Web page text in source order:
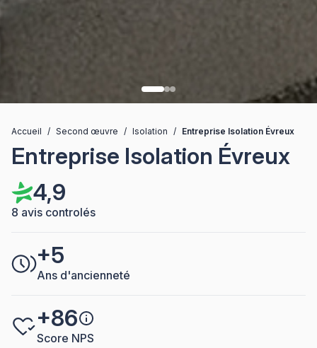
Accueil / Second œuvre / Isolation / Entreprise Isolation Évreux
Entreprise Isolation Évreux
4,9
8 avis controlés
+5
Ans d'ancienneté
+86
Score NPS